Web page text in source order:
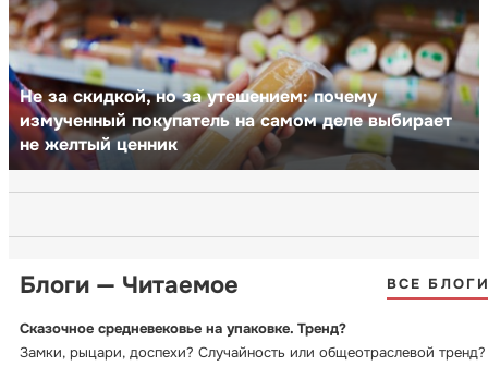
Не за скидкой, но за утешением: почему
измученный покупатель на самом деле выбирает
не желтый ценник
Блоги — Читаемое ВСЕ
Сказочное средневековье на упаковке. Тренд?
Замки, рыцари, доспехи? Случайность или общеотраслевой тренд?